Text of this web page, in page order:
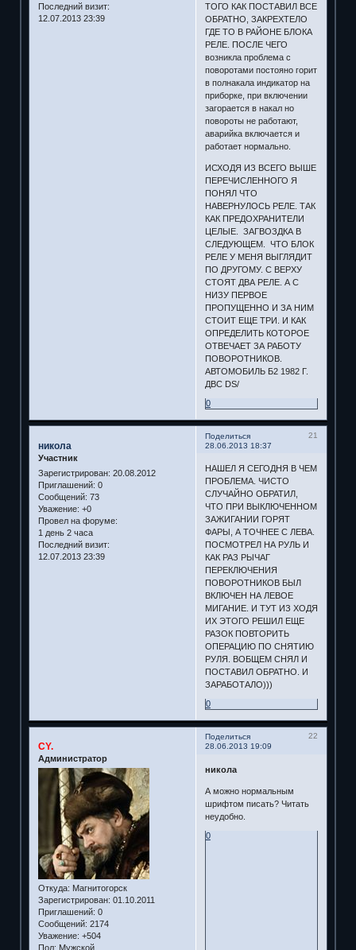
Последний визит:
12.07.2013 23:39
ТОГО КАК ПОСТАВИЛ ВСЕ
ОБРАТНО, ЗАКРЕХТЕЛО
ГДЕ ТО В РАЙОНЕ БЛОКА
РЕЛЕ. ПОСЛЕ ЧЕГО
возникла проблема с
поворотами постояно горит
в полнакала индикатор на
приборке, при включении
загорается в накал но
повороты не работают,
аварийка включается и
работает нормально.
ИСХОДЯ ИЗ ВСЕГО ВЫШЕ
ПЕРЕЧИСЛЕННОГО Я
ПОНЯЛ ЧТО
НАВЕРНУЛОСЬ РЕЛЕ. ТАК
КАК ПРЕДОХРАНИТЕЛИ
ЦЕЛЫЕ. ЗАГВОЗДКА В
СЛЕДУЮЩЕМ. ЧТО БЛОК
РЕЛЕ У МЕНЯ ВЫГЛЯДИТ
ПО ДРУГОМУ. С ВЕРХУ
СТОЯТ ДВА РЕЛЕ. А С
НИЗУ ПЕРВОЕ
ПРОПУЩЕННО И ЗА НИМ
СТОИТ ЕЩЕ ТРИ. И КАК
ОПРЕДЕЛИТЬ КОТОРОЕ
ОТВЕЧАЕТ ЗА РАБОТУ
ПОВОРОТНИКОВ.
АВТОМОБИЛЬ Б2 1982 Г.
ДВС DS/
0
Поделиться
21
28.06.2013 18:37
никола
Участник
Зарегистрирован: 20.08.2012
Приглашений: 0
Сообщений: 73
Уважение: +0
Провел на форуме:
1 день 2 часа
Последний визит:
12.07.2013 23:39
НАШЕЛ Я СЕГОДНЯ В ЧЕМ
ПРОБЛЕМА. ЧИСТО
СЛУЧАЙНО ОБРАТИЛ,
ЧТО ПРИ ВЫКЛЮЧЕННОМ
ЗАЖИГАНИИ ГОРЯТ
ФАРЫ, А ТОЧНЕЕ С ЛЕВА.
ПОСМОТРЕЛ НА РУЛЬ И
КАК РАЗ РЫЧАГ
ПЕРЕКЛЮЧЕНИЯ
ПОВОРОТНИКОВ БЫЛ
ВКЛЮЧЕН НА ЛЕВОЕ
МИГАНИЕ. И ТУТ ИЗ ХОДЯ
ИХ ЭТОГО РЕШИЛ ЕЩЕ
РАЗОК ПОВТОРИТЬ
ОПЕРАЦИЮ ПО СНЯТИЮ
РУЛЯ. ВОБЩЕМ СНЯЛ И
ПОСТАВИЛ ОБРАТНО. И
ЗАРАБОТАЛО)))
0
Поделиться
22
28.06.2013 19:09
CY.
Администратор
Откуда: Магнитогорск
Зарегистрирован: 01.10.2011
Приглашений: 0
Сообщений: 2174
Уважение: +504
Пол: Мужской
никола
А можно нормальным
шрифтом писать? Читать
неудобно.
0